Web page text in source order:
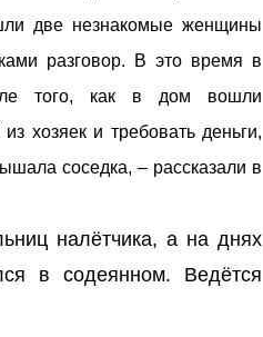
две незнакомые женщины
разговор. В это время в
того, как в дом вошли
хозяек и требовать деньги,
соседка, – рассказали в
налётчика, а на днях
в содеянном. Ведётся